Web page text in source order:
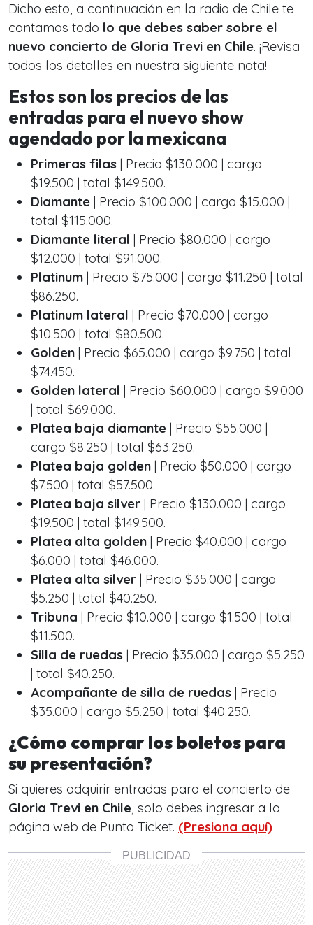
Dicho esto, a continuación en la radio de Chile te
contamos todo lo que debes saber sobre el
nuevo concierto de Gloria Trevi en Chile. ¡Revisa
todos los detalles en nuestra siguiente nota!
Estos son los precios de las
entradas para el nuevo show
agendado por la mexicana
Primeras filas | Precio $130.000 | cargo
$19.500 | total $149.500.
Diamante | Precio $100.000 | cargo $15.000 |
total $115.000.
Diamante literal | Precio $80.000 | cargo
$12.000 | total $91.000.
Platinum | Precio $75.000 | cargo $11.250 | total
$86.250.
Platinum lateral | Precio $70.000 | cargo
$10.500 | total $80.500.
Golden | Precio $65.000 | cargo $9.750 | total
$74.450.
Golden lateral | Precio $60.000 | cargo $9.000
| total $69.000.
Platea baja diamante | Precio $55.000 |
cargo $8.250 | total $63.250.
Platea baja golden | Precio $50.000 | cargo
$7.500 | total $57.500.
Platea baja silver | Precio $130.000 | cargo
$19.500 | total $149.500.
Platea alta golden | Precio $40.000 | cargo
$6.000 | total $46.000.
Platea alta silver | Precio $35.000 | cargo
$5.250 | total $40.250.
Tribuna | Precio $10.000 | cargo $1.500 | total
$11.500.
Silla de ruedas | Precio $35.000 | cargo $5.250
| total $40.250.
Acompañante de silla de ruedas | Precio
$35.000 | cargo $5.250 | total $40.250.
¿Cómo comprar los boletos para
su presentación?
Si quieres adquirir entradas para el concierto de
Gloria Trevi en Chile, solo debes ingresar a la
página web de Punto Ticket. (Presiona aquí)